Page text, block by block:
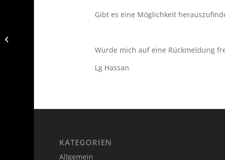
Gibt es eine Möglichkeit
Würde mich auf eine Rückmeldung
Lg Hassan
KATEGORIEN
Allgemein